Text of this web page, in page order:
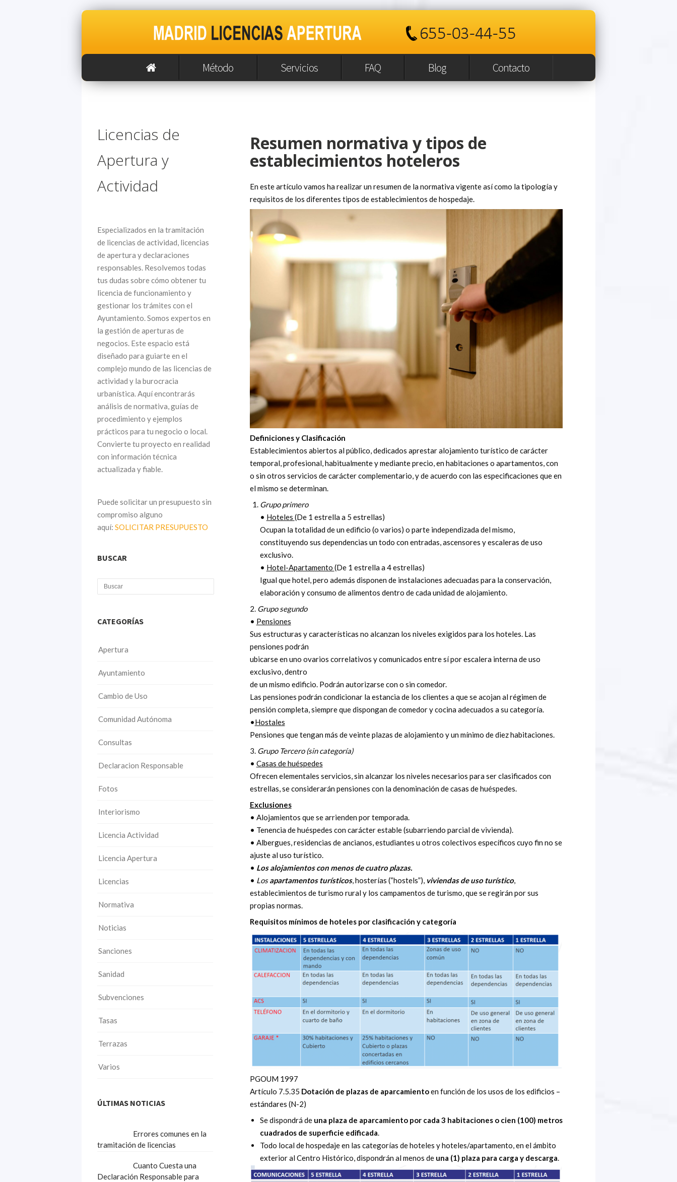
Método Servicios FAQ Blog Contacto
Resumen normativa y tipos de
establecimientos hoteleros
En este artículo vamos ha realizar un resumen de la normativa vigente así como la tipología y
requisitos de los diferentes tipos de establecimientos de hospedaje.
Definiciones y Clasificación
Establecimientos abiertos al público, dedicados aprestar alojamiento turístico de carácter
temporal, profesional, habitualmente y mediante precio, en habitaciones o apartamentos, con
o sin otros servicios de carácter complementario, y de acuerdo con las especificaciones que en
el mismo se determinan.
Grupo primero
• Hoteles (De 1 estrella a 5 estrellas)
Ocupan la totalidad de un edificio (o varios) o parte independizada del mismo,
constituyendo sus dependencias un todo con entradas, ascensores y escaleras de uso
exclusivo.
• Hotel-Apartamento (De 1 estrella a 4 estrellas)
Igual que hotel, pero además disponen de instalaciones adecuadas para la conservación,
elaboración y consumo de alimentos dentro de cada unidad de alojamiento.
2. Grupo segundo
• Pensiones
Sus estructuras y características no alcanzan los niveles exigidos para los hoteles. Las
pensiones podrán
ubicarse en uno ovarios correlativos y comunicados entre sí por escalera interna de uso
exclusivo, dentro
de un mismo edificio. Podrán autorizarse con o sin comedor.
Las pensiones podrán condicionar la estancia de los clientes a que se acojan al régimen de
pensión completa, siempre que dispongan de comedor y cocina adecuados a su categoría.
•Hostales
Pensiones que tengan más de veinte plazas de alojamiento y un mínimo de diez habitaciones.
3. Grupo Tercero (sin categoría)
• Casas de huéspedes
Ofrecen elementales servicios, sin alcanzar los niveles necesarios para ser clasificados con
estrellas, se considerarán pensiones con la denominación de casas de huéspedes.
Exclusiones
• Alojamientos que se arrienden por temporada.
• Tenencia de huéspedes con carácter estable (subarriendo parcial de vivienda).
• Albergues, residencias de ancianos, estudiantes u otros colectivos específicos cuyo fin no se
ajuste al uso turístico.
• Los alojamientos con menos de cuatro plazas.
• Losapartamentos turísticos, hosterías (“hostels”), viviendas de uso turístico,
establecimientos de turismo rural y los campamentos de turismo, que se regirán por sus
propias normas.
Requisitos mínimos de hoteles por clasificación y categoría
PGOUM 1997
Artículo 7.5.35 Dotación de plazas de aparcamientoen función de los usos de los edificios –
estándares (N-2)
Se dispondrá de una plaza de aparcamiento por cada 3 habitaciones o cien (100) metros
cuadrados de superficie edificada.
Todo local de hospedaje en las categorías de hoteles y hoteles/apartamento, en el ámbito
exterior al Centro Histórico, dispondrán al menos de una (1) plaza para carga y descarga.
Licencias de
Apertura y
Actividad
Especializados en la tramitación
de licencias de actividad, licencias
de apertura y declaraciones
responsables. Resolvemos todas
tus dudas sobre cómo obtener tu
licencia de funcionamiento y
gestionar los trámites con el
Ayuntamiento. Somos expertos en
la gestión de aperturas de
negocios. Este espacio está
diseñado para guiarte en el
complejo mundo de las licencias de
actividad y la burocracia
urbanística. Aquí encontrarás
análisis de normativa, guías de
procedimiento y ejemplos
prácticos para tu negocio o local.
Convierte tu proyecto en realidad
con información técnica
actualizada y fiable.
Puede solicitar un presupuesto sin
compromiso alguno
aquí: SOLICITAR PRESUPUESTO
BUSCAR
CATEGORÍAS
Apertura
Ayuntamiento
Cambio de Uso
Comunidad Autónoma
Consultas
Declaracion Responsable
Fotos
Interiorismo
Licencia Actividad
Licencia Apertura
Licencias
Normativa
Noticias
Sanciones
Sanidad
Subvenciones
Tasas
Terrazas
Varios
ÚLTIMAS NOTICIAS
Errores comunes en la
tramitación de licencias
Cuanto Cuesta una
Declaración Responsable para